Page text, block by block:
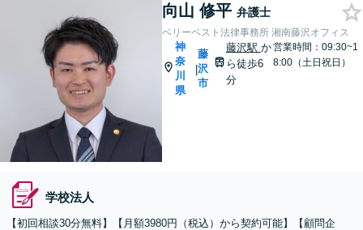
向山 修平 弁護士
ベリーベスト法律事務所 湘南藤沢オフィス
神
奈
川
県
|
藤
沢
市
藤沢駅 か
ら徒歩6
分
営業時間：09:30~1
8:00（土日祝日）
学校法人
【初回相談30分無料】【月額3980円（税込）から契約可能】【顧問企